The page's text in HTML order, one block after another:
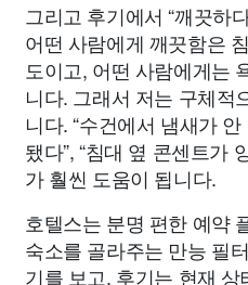
그리고 후기에서 “깨끗하
어떤 사람에게 깨끗함은
도이고, 어떤 사람에게는
니다. 그래서 저는 구체적
니다. “수건에서 냄새가
됐다”, “침대 옆 콘센트가
가 훨씬 도움이 됩니다.
호텔스는 분명 편한 예약
숙소를 골라주는 만능 필
기를 보고, 후기는 현재